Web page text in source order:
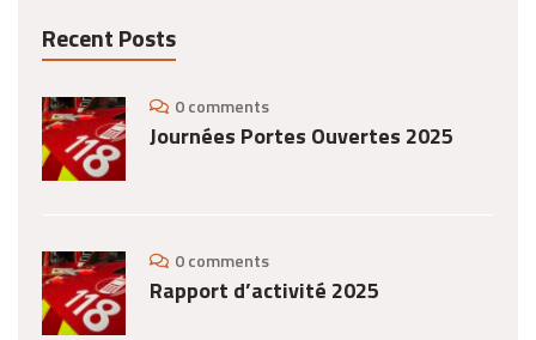
Recent Posts
0 comments
Journées Portes Ouvertes 2025
0 comments
Rapport d’activité 2025